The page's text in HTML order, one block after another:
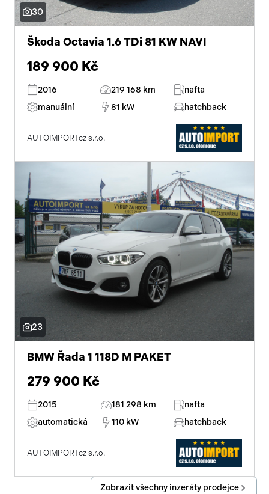
30
Škoda Octavia 1.6 TDi 81 KW NAVI
189 900 Kč
2016 219 168 km
nafta
manuální
81 kW hatchback
AUTOIMPORTcz s.r.o.
23
BMW Řada 1 118D M PAKET
279 900 Kč
2015 181 298 km
nafta
automatická
110 kW hatchback
AUTOIMPORTcz s.r.o.
Zobrazit všechny inzeráty prodejce